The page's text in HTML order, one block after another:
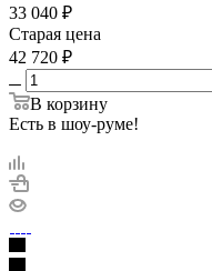
33 040 ₽
Cтарая цена
42 720 ₽
В корзину
Есть в шоу-руме!